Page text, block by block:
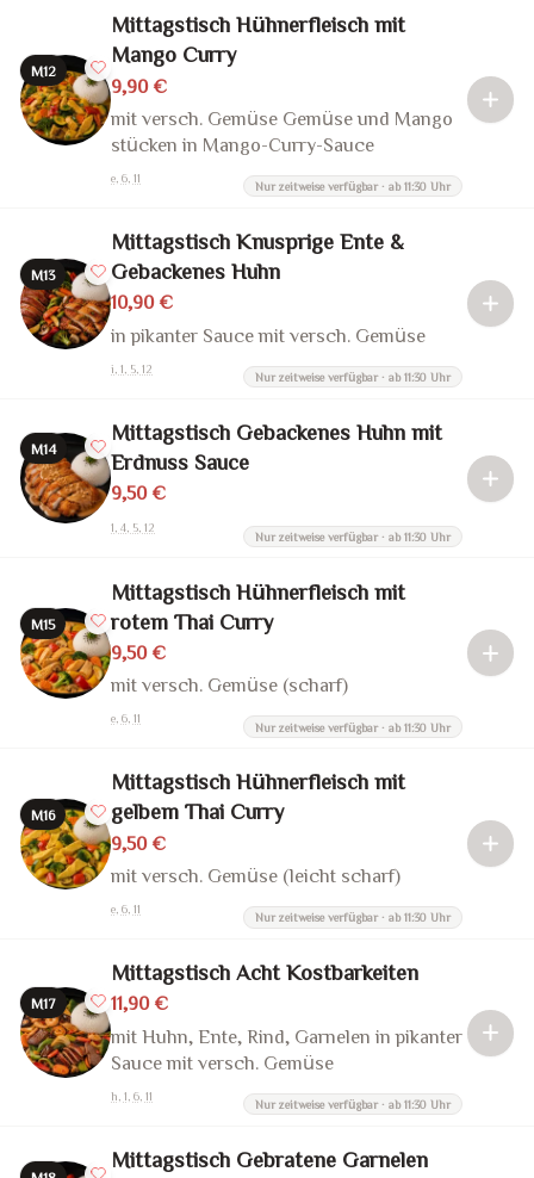
M12
Mittagstisch Hühnerfleisch mit
Mango Curry
9,90 €
mit versch. Gemüse Gemüse und Mango
stücken in Mango-Curry-Sauce
e, 6, 11
Nur zeitweise verfügbar · ab 11:30 Uhr
M13
Mittagstisch Knusprige Ente &
Gebackenes Huhn
10,90 €
in pikanter Sauce mit versch. Gemüse
i, 1, 5, 12
Nur zeitweise verfügbar · ab 11:30 Uhr
M14
Mittagstisch Gebackenes Huhn mit
Erdnuss Sauce
9,50 €
1, 4, 5, 12
Nur zeitweise verfügbar · ab 11:30 Uhr
M15
Mittagstisch Hühnerfleisch mit
rotem Thai Curry
9,50 €
mit versch. Gemüse (scharf)
e, 6, 11
Nur zeitweise verfügbar · ab 11:30 Uhr
M16
Mittagstisch Hühnerfleisch mit
gelbem Thai Curry
9,50 €
mit versch. Gemüse (leicht scharf)
e, 6, 11
Nur zeitweise verfügbar · ab 11:30 Uhr
M17
Mittagstisch Acht Kostbarkeiten
11,90 €
mit Huhn, Ente, Rind, Garnelen in pikanter
Sauce mit versch. Gemüse
h, 1, 6, 11
Nur zeitweise verfügbar · ab 11:30 Uhr
Mittagstisch Gebratene Garnelen